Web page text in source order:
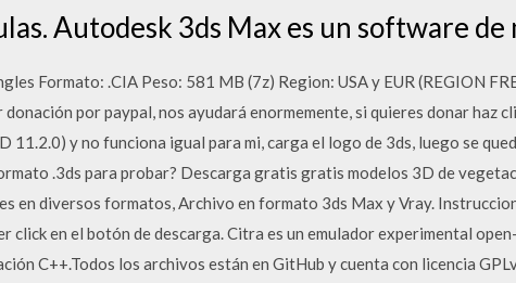
Autodesk 3ds Max es un software de
Formato: .CIA Peso: 581 MB (7z) Region: USA y EUR (REGION
donación por paypal, nos ayudará enormemente, si quieres donar haz
11.2.0) y no funciona igual para mi, carga el logo de 3ds, luego se
.3ds para probar? Descarga gratis gratis modelos 3D de
en diversos formatos, Archivo en formato 3ds Max y Vray.
click en el botón de descarga. Citra es un emulador experimental
C++.Todos los archivos están en GitHub y cuenta con licencia